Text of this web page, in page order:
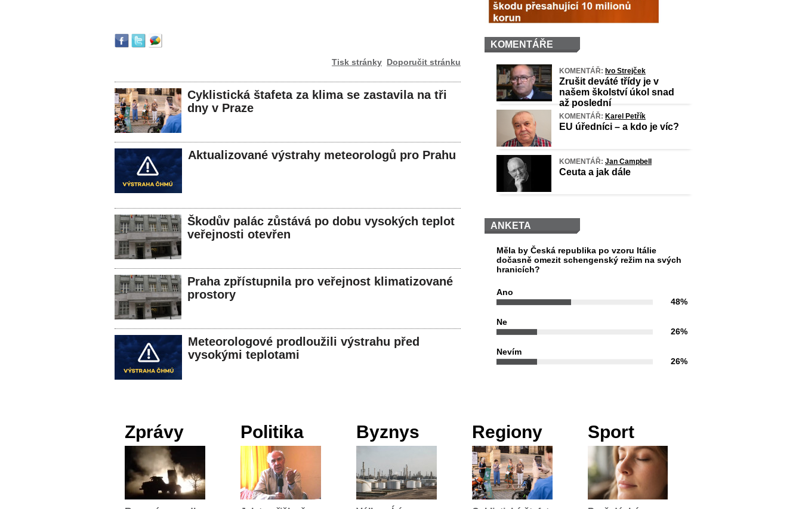
Tisk stránky Doporučit stránku
Cyklistická štafeta za klima se zastavila na tři
dny v Praze
Aktualizované výstrahy meteorologů pro Prahu
Škodův palác zůstává po dobu vysokých teplot
veřejnosti otevřen
Praha zpřístupnila pro veřejnost klimatizované
prostory
Meteorologové prodloužili výstrahu před
vysokými teplotami
KOMENTÁŘE
KOMENTÁŘ: Ivo Strejček
Zrušit deváté třídy je v
našem školství úkol snad
až poslední
KOMENTÁŘ: Karel Petřík
EU úředníci – a kdo je víc?
KOMENTÁŘ: Jan Campbell
Ceuta a jak dále
ANKETA
Měla by Česká republika po vzoru Itálie
dočasně omezit schengenský režim na svých
hranicích?
Ano
48%
Ne
26%
Nevím
26%
Zprávy Politika Byznys Regiony Sport